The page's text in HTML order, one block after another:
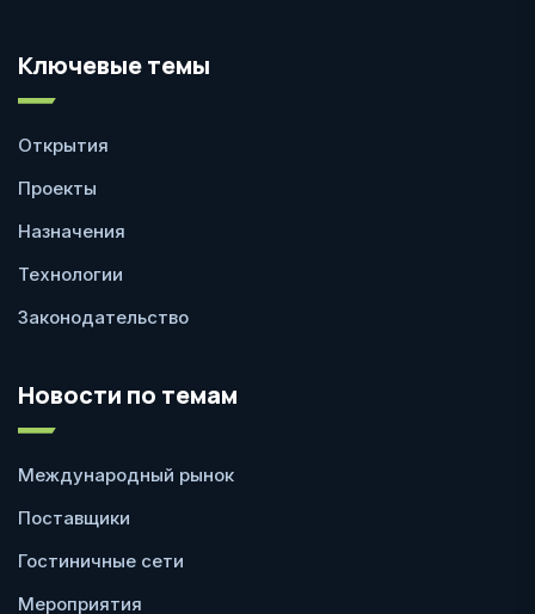
Ключевые темы
Открытия
Проекты
Назначения
Технологии
Законодательство
Новости по темам
Международный рынок
Поставщики
Гостиничные сети
Мероприятия